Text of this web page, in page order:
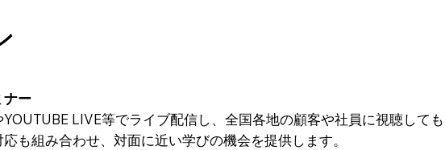
ナー
LIVE等でライブ配信し、全国各地の顧客や社員に視聴して
も組み合わせ、対面に近い学びの機会を提供します。